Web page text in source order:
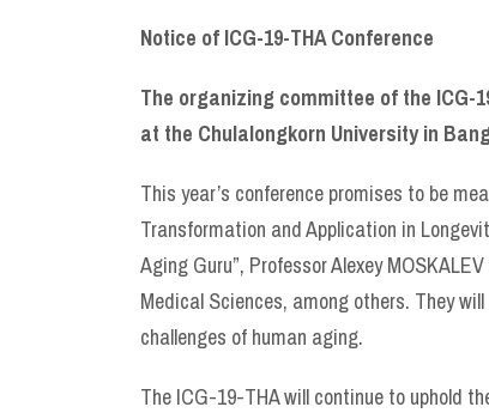
Notice of ICG-19-THA Conference
The organizing committee of the ICG-
at the Chulalongkorn University in
This year’s conference promises to be
Transformation and Application in
Aging Guru”, Professor Alexey
Medical Sciences, among others. They
challenges of human aging.
The ICG-19-THA will continue to uphold